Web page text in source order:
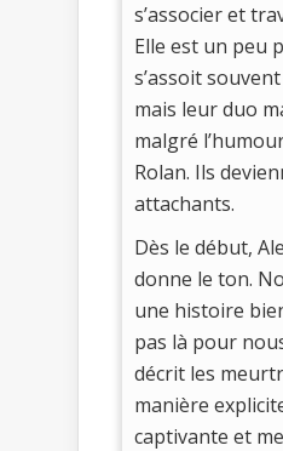
s’associer et
Elle est un peu
s’assoit
mais leur duo
malgré
Rolan. Ils
attachants.
Dès le début,
donne le ton.
une histoire
pas là pour
décrit les
manière
captivante et